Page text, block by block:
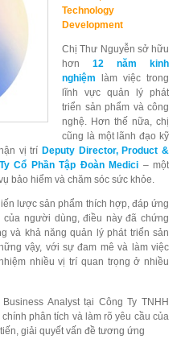
Technology
Development
Chị Thư Nguyễn sở hữu
hơn 12 năm kinh
nghiệm làm việc trong
lĩnh vực quản lý phát
triển sản phẩm và công
nghệ. Hơn thế nữa, chị
cũng là một lãnh đạo kỹ
vị trí Deputy Director, Product &
Cổ Phần Tập Đoàn Medici – một
bảo hiểm và chăm sóc sức khỏe.
lược sản phẩm thích hợp, đáp ứng
người dùng, điều này đã chứng
và khả năng quản lý phát triển sản
vậy, với sự đam mê và làm việc
nhiều vị trí quan trọng ở nhiều
Analyst tại Công Ty TNHH
phân tích và làm rõ yêu cầu của
giải quyết vấn đề tương ứng